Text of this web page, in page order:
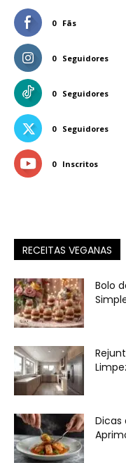
0 Fãs
0 Seguidores
0 Seguidores
0 Seguidores
0 Inscritos
RECEITAS VEGANAS
Bolo
Dicas